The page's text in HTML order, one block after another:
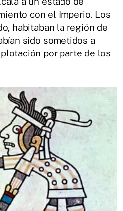
con el Imperio. Los
habitaban la región de
sido sometidos a
por parte de los